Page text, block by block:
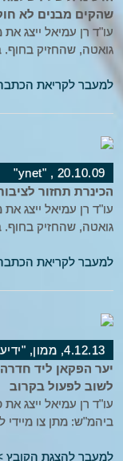
שהקים מבנים לא
עו"ד רן עמיאל ייצג
גואטה, שהחזיק
למעבר לקריאת
20.10.09 , "ynet"
הכינרת תחזור
עו"ד רן עמיאל ייצג
גואטה, שהחזיק
למעבר לקריאת
4.12.13, ממון, "ידיעות אחרונות"
יער הפקאן ליד
לשוב לפעול בקרוב
עו"ד רן עמיאל ייצג
ביהמ"ש: מתן צו מיידי
למעבר להצגת הקובץ